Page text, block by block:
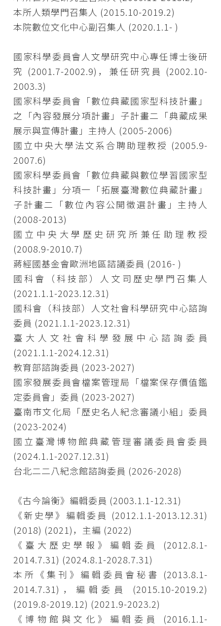
本所人類學門召集人 (2015.10-2019.2)
本院數位文化中心副召集人 (2020.1.1- )
國家科學委員會人文學研究中心專任博士後研
究 (2001.7-2002.9)，兼任研究員 (2002.10-
2003.3)
國家科學委員會「數位典藏國家型科技計畫」
之「內容發展分項計畫」子計畫二「典藏成果
展示與宣傳計畫」主持人 (2005-2006)
國立中央大學法文系合聘助理教授 (2005.9-
2007.6)
國家科學委員會「數位典藏與數位學習國家型
科技計畫」分項一「拓展臺灣數位典藏計畫」
子計畫二「數位內容公開徵選計畫」主持人
(2008-2013)
國立中央大學歷史研究所兼任助理教授
(2008.9-2010.7)
蔣經國基金會歐洲地區諮議委員 (2016- )
國科會（科技部）人文司歷史學門召集人
(2021.1.1-2023.12.31)
國科會（科技部）人文社會科學研究中心諮詢
委員 (2021.1.1-2023.12.31)
臺大人文社會科學發展中心諮詢委員
(2021.1.1-2024.12.31)
教育部諮詢委員 (2023-2027)
國家發展委員會檔案管理局「檔案保存價值鑑
定委員會」委員 (2023-2027)
臺南市文化局「歷史名人紀念審議小組」委員
(2023-2024)
國立臺灣博物館典藏管理審議委員會委員
(2024.1.1-2027.12.31)
台北二二八紀念館諮詢委員 (2026-2028)
《古今論衡》編輯委員 (2003.1.1-12.31)
《新史學》編輯委員 (2012.1.1-2013.12.31)
(2018) (2021)，主編 (2022)
《臺大歷史學報》編輯委員 (2012.8.1-
2014.7.31) (2024.8.1-2028.7.31)
本所《集刊》編輯委員會秘書 (2013.8.1-
2014.7.31)，編輯委員 (2015.10-2019.2)
(2019.8-2019.12) (2021.9-2023.2)
《博物館與文化》編輯委員 (2016.1.1-